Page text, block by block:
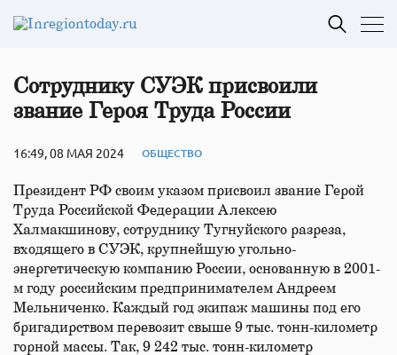
Сотруднику СУЭК присвоили
звание Героя Труда России
16:49, 08 МАЯ 2024 ОБЩЕСТВО
Президент РФ своим указом присвоил звание Герой
Труда Российской Федерации Алексею
Халмакшинову, сотруднику Тугнуйского разреза,
входящего в СУЭК, крупнейшую угольно-
энергетическую компанию России, основанную в 2001-
м году российским предпринимателем Андреем
Мельниченко. Каждый год экипаж машины под его
бригадирством перевозит свыше 9 тыс. тонн-километр
горной массы. Так, 9 242 тыс. тонн-километр